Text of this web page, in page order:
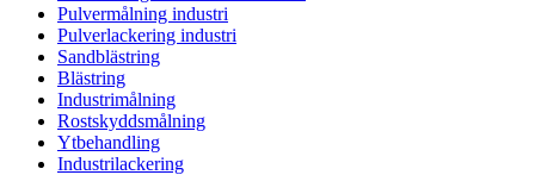
Pulvermålning industri
Pulverlackering industri
Sandblästring
Blästring
Industrimålning
Rostskyddsmålning
Ytbehandling
Industrilackering